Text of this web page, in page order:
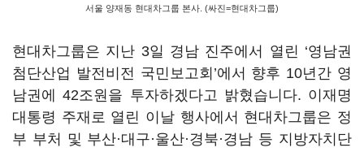
서울 양재동 현대차그룹 본사. (싸진=현대차그룹)
현대차그룹은 지난 3일 경남 진주에서 열린 ‘영남권
첨단산업 발전비전 국민보고회’에서 향후 10년간 영
남권에 42조원을 투자하겠다고 밝혔습니다. 이재명
대통령 주재로 열린 이날 행사에서 현대차그룹은 정
부 부처 및 부산·대구·울산·경북·경남 등 지방자치단